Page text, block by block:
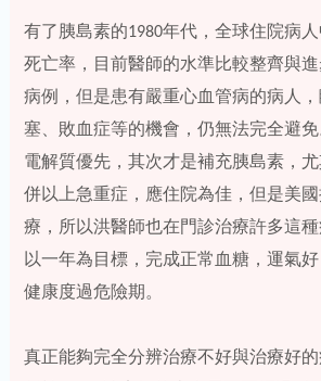
有了胰島素的1980年代，全球住院病
死亡率，目前醫師的水準比較整齊與
病例，但是患有嚴重心血管病的病人
塞、敗血症等的機會，仍無法完全避
電解質優先，其次才是補充胰島素，
併以上急重症，應住院為佳，但是美
療，所以洪醫師也在門診治療許多這種
以一年為目標，完成正常血糖，運氣
健康度過危險期。
真正能夠完全分辨治療不好與治療好